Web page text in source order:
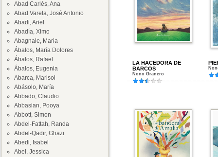
Abad Carlés, Ana
Abad Varela, José Antonio
Abadi, Ariel
Abadía, Ximo
Abagnale, Maria
Ábalos, María Dolores
Ábalos, Rafael
Ábalos, Eugenia
Abarca, Marisol
Abásolo, María
Abbado, Claudio
Abbasian, Pooya
Abbott, Simon
Abdel-Fattah, Randa
Abdel-Qadir, Ghazi
Abedi, Isabel
Abel, Jessica
LA HACEDORA DE
BARCOS
Nono Granero